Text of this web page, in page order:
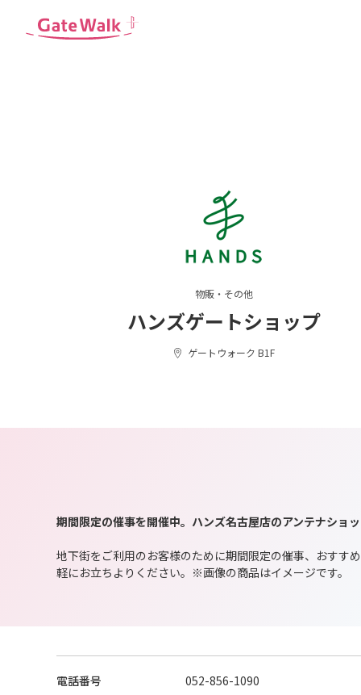
物販・その他
ハンズゲートショップ
ゲートウォーク B1F
期間限定の催事を開催中。ハンズ名古屋店のアンテナショ
地下街をご利用のお客様のために期間限定の催事、おすす
軽にお立ちよりください。※画像の商品はイメージです。
電話番号 052-856-1090